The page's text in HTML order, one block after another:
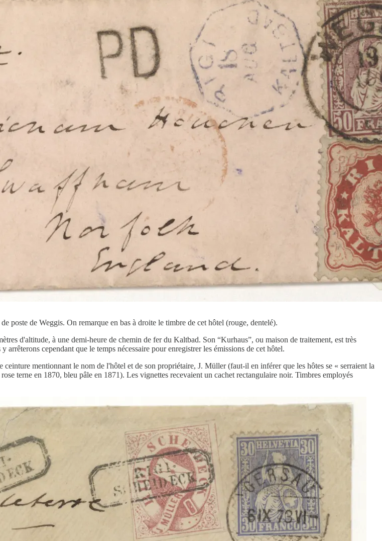
poste de Weggis. On remarque en bas à droite le timbre de cet hôtel (rouge, dentelé).
d'altitude, à une demi-heure de chemin de fer du Kaltbad. Son “Kurhaus”, ou maison de traitement, est très
cependant que le temps nécessaire pour enregistrer les émissions de cet hôtel.
mentionnant le nom de l'hôtel et de son propriétaire, J. Müller (faut-il en inférer que les hôtes se « serraient la
terne en 1870, bleu pâle en 1871). Les vignettes recevaient un cachet rectangulaire noir. Timbres employés